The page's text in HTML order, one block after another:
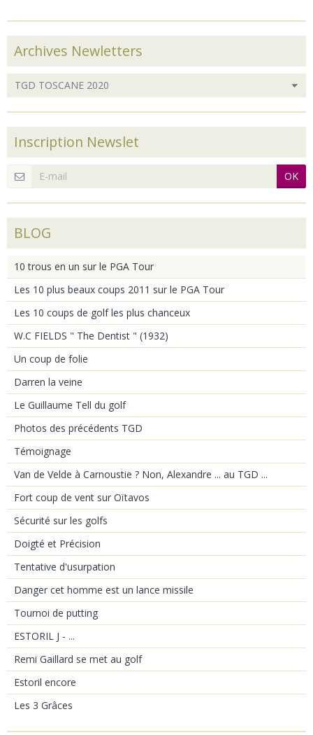
Archives Newletters
Inscription Newslet
OK
BLOG
10 trous en un sur le PGA Tour
Les 10 plus beaux coups 2011 sur le PGA Tour
Les 10 coups de golf les plus chanceux
W.C FIELDS " The Dentist " (1932)
Un coup de folie
Darren la veine
Le Guillaume Tell du golf
Photos des précédents TGD
Témoignage
Van de Velde à Carnoustie ? Non, Alexandre ... au TGD ...
Fort coup de vent sur Oïtavos
Sécurité sur les golfs
Doigté et Précision
Tentative d'usurpation
Danger cet homme est un lance missile
Tournoi de putting
ESTORIL J - ...
Remi Gaillard se met au golf
Estoril encore
Les 3 Grâces